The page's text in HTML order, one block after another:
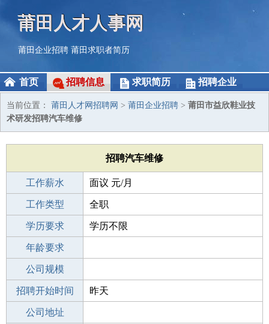
莆田人才人事网
莆田企业招聘 莆田求职者简历
首页 招聘信息 求职简历 招聘企业
当前位置： 莆田人才网招聘网 > 莆田企业招聘 > 莆田市益欣鞋业技
术研发招聘汽车维修
招聘汽车维修
工作薪水 面议 元/月
招聘人数 若干
工作类型 全职
性别要求 -
学历要求 学历不限
工作经验
年龄要求
工作地点
公司规模
公司电话
招聘开始时间 昨天
招聘结束时间
公司地址